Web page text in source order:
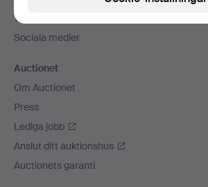
Vi skickar med
Sociala medier
Auctionet
Om Auctionet
Press
Lediga jobb
Anslut ditt auktionshus
Auctionets garanti